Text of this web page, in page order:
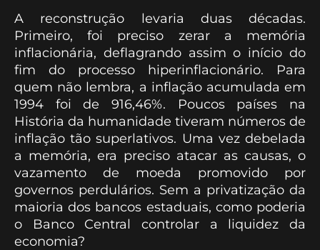
A reconstrução levaria duas décadas.
Primeiro, foi preciso zerar a memória
inflacionária, deflagrando assim o início do
fim do processo hiperinflacionário. Para
quem não lembra, a inflação acumulada em
1994 foi de 916,46%. Poucos países na
História da humanidade tiveram números de
inflação tão superlativos. Uma vez debelada
a memória, era preciso atacar as causas, o
vazamento de moeda promovido por
governos perdulários. Sem a privatização da
maioria dos bancos estaduais, como poderia
o Banco Central controlar a liquidez da
economia?